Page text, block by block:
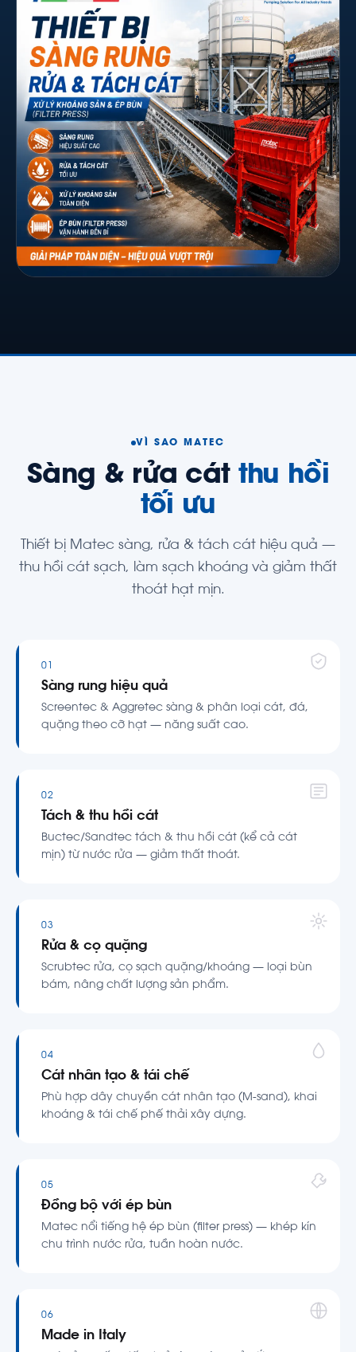
VÌ SAO MATEC
Sàng & rửa cát thu hồi
tối ưu
Thiết bị Matec sàng, rửa & tách cát hiệu quả —
thu hồi cát sạch, làm sạch khoáng và giảm thất
thoát hạt mịn.
01
Sàng rung hiệu quả
Screentec & Aggretec sàng & phân loại cát, đá,
quặng theo cỡ hạt — năng suất cao.
02
Tách & thu hồi cát
Buctec/Sandtec tách & thu hồi cát (kể cả cát
mịn) từ nước rửa — giảm thất thoát.
03
Rửa & cọ quặng
Scrubtec rửa, cọ sạch quặng/khoáng — loại bùn
bám, nâng chất lượng sản phẩm.
04
Cát nhân tạo & tái chế
Phù hợp dây chuyền cát nhân tạo (M-sand), khai
khoáng & tái chế phế thải xây dựng.
05
Đồng bộ với ép bùn
Matec nổi tiếng hệ ép bùn (filter press) — khép kín
chu trình nước rửa, tuần hoàn nước.
06
Made in Italy